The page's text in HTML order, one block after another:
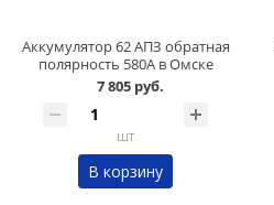
Аккумулятор 62 АПЗ обратная
полярность 580А в Омске
7 805 руб.
шт
В корзину